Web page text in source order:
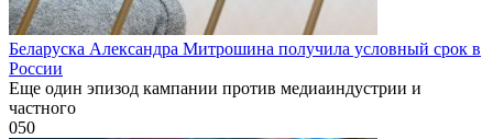
Беларуска Александра Митрошина получила условный срок в
России
Еще один эпизод кампании против медиаиндустрии и
частного
050